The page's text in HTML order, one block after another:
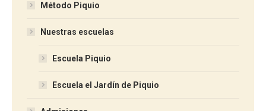
Método Piquio
Nuestras escuelas
Escuela Piquio
Escuela el Jardín de Piquio